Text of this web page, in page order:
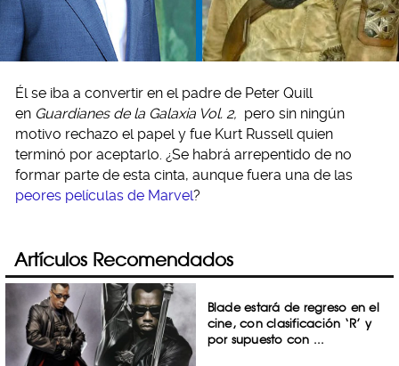
Él se iba a convertir en el padre de Peter Quill
en Guardianes de la Galaxia Vol. 2, pero sin ningún
motivo rechazo el papel y fue Kurt Russell quien
terminó por aceptarlo. ¿Se habrá arrepentido de no
formar parte de esta cinta, aunque fuera una de las
peores películas de Marvel?
Artículos Recomendados
Blade estará de regreso en el
cine, con clasificación ‘R’ y
por supuesto con ...